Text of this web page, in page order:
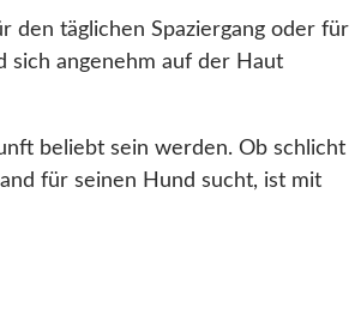
den täglichen Spaziergang oder für
sich angenehm auf der Haut
beliebt sein werden. Ob schlicht
für seinen Hund sucht, ist mit